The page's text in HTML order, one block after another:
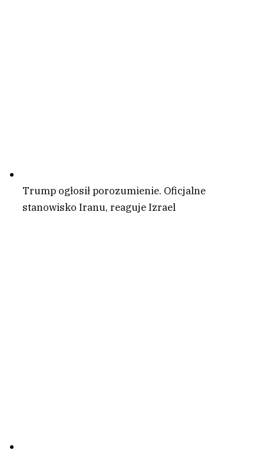
Trump ogłosił porozumienie. Oficjalne
stanowisko Iranu, reaguje Izrael